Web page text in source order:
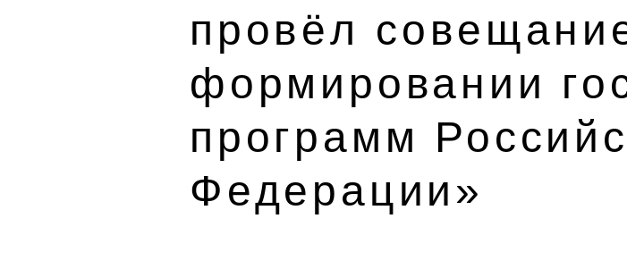
провёл
формировании
программ
Федерации»